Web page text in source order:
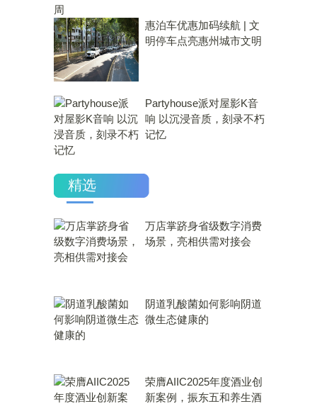
惠泊车优惠加码续航 | 文
明停车点亮惠州城市文明
Partyhouse派对屋影K音
响 以沉浸音质，刻录不朽
记忆
精选
万店掌跻身省级数字消费
场景，亮相供需对接会
​阴道乳酸菌如何影响阴道
微生态健康的
荣膺AIIC2025年度酒业创
新案例，振东五和养生酒